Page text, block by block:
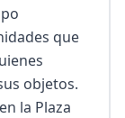
que
objetos.
la Plaza